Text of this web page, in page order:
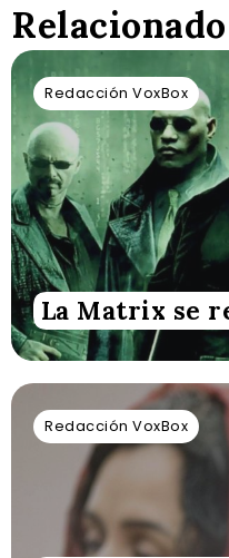
Relacionado
Redacción VoxBox
La Matrix se
Redacción VoxBox